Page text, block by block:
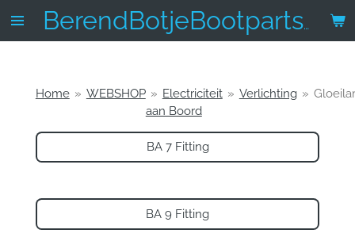
Ga
BerendBotjeBootparts.nl
Home » WEBSHOP » Electriciteit
aan Boord
» Verlichting »
BA 7 Fitting
BA 9 Fitting